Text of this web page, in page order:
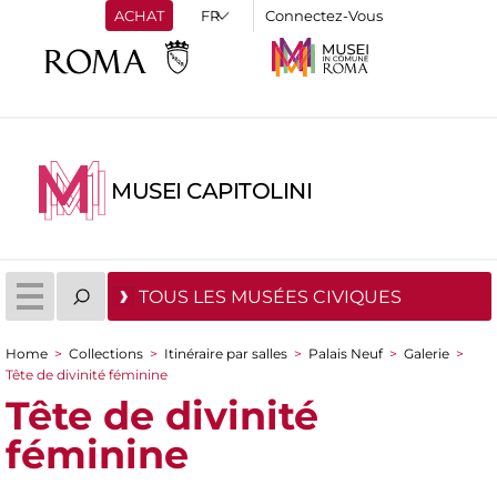
ACHAT Connectez-Vous
MUSEI CAPITOLINI
TOUS LES MUSÉES CIVIQUES
You are here
Home > Collections > Itinéraire par salles > Palais Neuf > Galerie >
Tête de divinité féminine
Tête de divinité
féminine